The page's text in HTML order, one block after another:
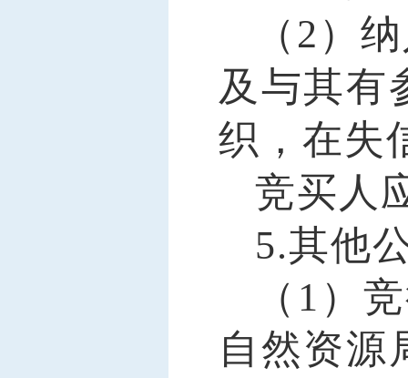
（ 2）
及与其有
织，在失
竞买人
5.其他
（ 1）
自然资源